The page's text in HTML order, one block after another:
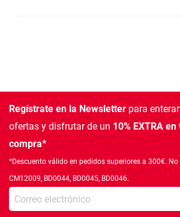
Regístrate en la Newsletter para
ofertas y disfrutar de un 10% EXTRA
compra*
*Descuento válido en pedidos superiores a 300€.
CM12009, BD0044, BD0045, BD0046.
Introduce tu e-mail